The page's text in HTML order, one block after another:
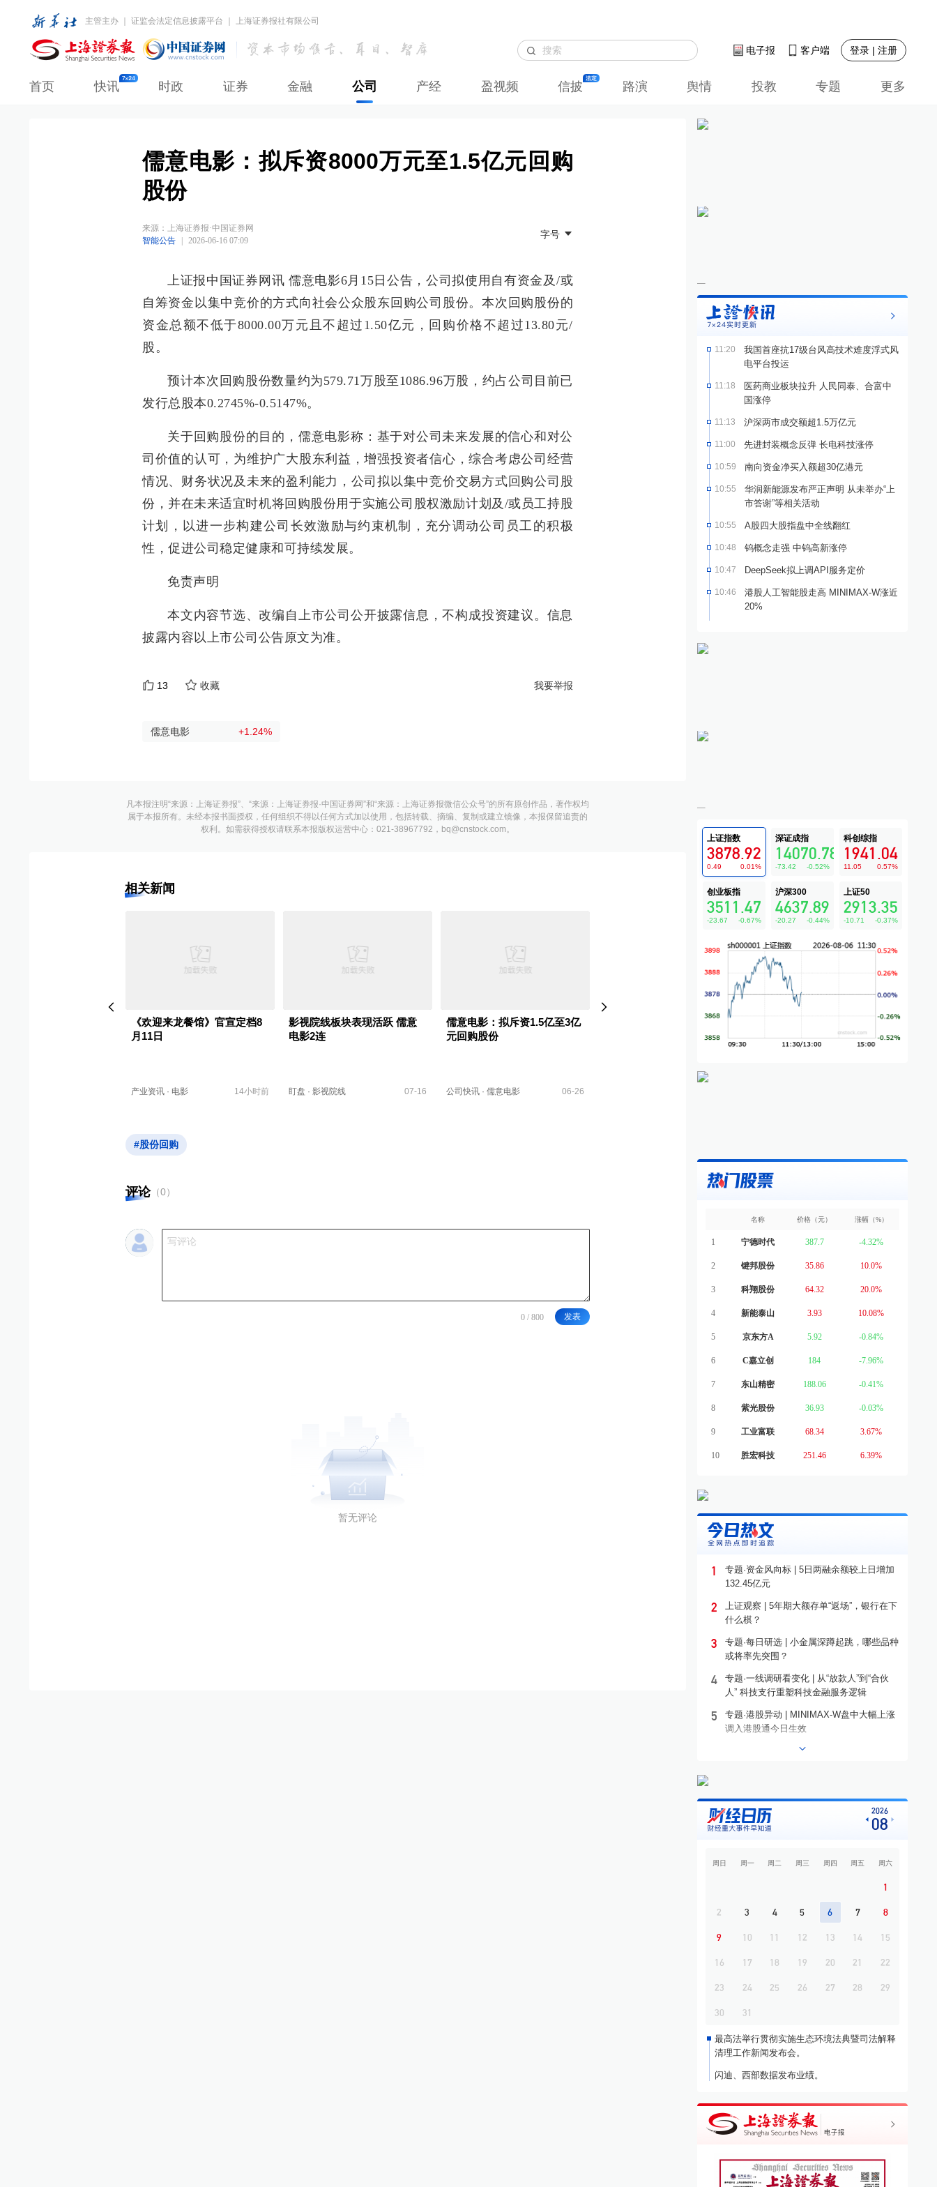
主管主办 ｜ 证监会法定信息披露平台 ｜ 上海证券报社有限公司
电子报 客户端 登录 | 注册
首页 快讯 时政 证券 金融 公司 产经 盈视频 信披 路演 舆情 投教 专题 更多
儒意电影：拟斥资8000万元至1.5亿元回购
股份
来源：
上海证券报·中国证券网
智能公告
2026-06-16 07:09
字号
上证报中国证券网讯 儒意电影6月15日公告，公司拟使用自有资金及/或
自筹资金以集中竞价的方式向社会公众股东回购公司股份。本次回购股份的
资金总额不低于8000.00万元且不超过1.50亿元，回购价格不超过13.80元/
股。
预计本次回购股份数量约为579.71万股至1086.96万股，约占公司目前已
发行总股本0.2745%-0.5147%。
关于回购股份的目的，儒意电影称：基于对公司未来发展的信心和对公
司价值的认可，为维护广大股东利益，增强投资者信心，综合考虑公司经营
情况、财务状况及未来的盈利能力，公司拟以集中竞价交易方式回购公司股
份，并在未来适宜时机将回购股份用于实施公司股权激励计划及/或员工持股
计划，以进一步构建公司长效激励与约束机制，充分调动公司员工的积极
性，促进公司稳定健康和可持续发展。
免责声明
本文内容节选、改编自上市公司公开披露信息，不构成投资建议。信息
披露内容以上市公司公告原文为准。
13 收藏 我要举报
儒意电影 +1.24%
凡本报注明“来源：上海证券报”、“来源：上海证券报·中国证券网”和“来源：上海证券报微信公众号”的所有原创作品，著作权均
属于本报所有。未经本报书面授权，任何组织不得以任何方式加以使用，包括转载、摘编、复制或建立镜像，本报保留追责的
权利。如需获得授权请联系本报版权运营中心：021-38967792，bq@cnstock.com。
相关新闻
《欢迎来龙餐馆》官宣定档8
月11日
产业资讯 · 电影 14小时前
影视院线板块表现活跃 儒意
电影2连
盯盘 · 影视院线 07-16
儒意电影：拟斥资1.5亿至3亿
元回购股份
公司快讯 · 儒意电影 06-26
儒意电影：拟以8000万元至
《欢迎来龙餐馆》官宣定档8
月11日
#股份回购
评论（0）
发表
暂无评论
11:20
我国首座抗17级台风高技术难度浮式风
电平台投运
11:18
医药商业板块拉升 人民同泰、合富中
国涨停
11:13 沪深两市成交额超1.5万亿元
11:00 先进封装概念反弹 长电科技涨停
10:59 南向资金净买入额超30亿港元
10:55
华润新能源发布严正声明 从未举办“上
市答谢”等相关活动
10:55 A股四大股指盘中全线翻红
10:48 钨概念走强 中钨高新涨停
10:47 DeepSeek拟上调API服务定价
10:46
港股人工智能股走高 MINIMAX-W涨近
20%
上证指数
3878.92
0.49 0.01%
深证成指
14070.78
-73.42 -0.52%
科创综指
1941.04
11.05 0.57%
创业板指
3511.47
-23.67 -0.67%
沪深300
4637.89
-20.27 -0.44%
上证50
2913.35
-10.71 -0.37%
名称 价格（元） 涨幅（%）
1 宁德时代 387.7 -4.32%
2 键邦股份 35.86 10.0%
3 科翔股份 64.32 20.0%
4 新能泰山 3.93 10.08%
5 京东方A 5.92 -0.84%
6 C嘉立创 184 -7.96%
7 东山精密 188.06 -0.41%
8 紫光股份 36.93 -0.03%
9 工业富联 68.34 3.67%
10 胜宏科技 251.46 6.39%
1
专题·资金风向标 | 5日两融余额较上日增加
132.45亿元
2
上证观察 | 5年期大额存单“返场”，银行在下
什么棋？
3
专题·每日研选 | 小金属深蹲起跳，哪些品种
或将率先突围？
4
专题·一线调研看变化 | 从“放款人”到“合伙
人” 科技支行重塑科技金融服务逻辑
5
专题·港股异动 | MINIMAX-W盘中大幅上涨
调入港股通今日生效
专题·个股异动 | 603221，10连板
8
专题·国际晨讯 | 闪迪、西部数据美股盘后大
跌 黄金强势反弹
10 专题·中东战云 | 伊朗称与阿曼接近达成协议
2026
08
周日 周一 周二 周三 周四 周五 周六
1
2 3 4 5 6 7 8
9 10 11 12 13 14 15
16 17 18 19 20 21 22
23 24 25 26 27 28 29
30 31
最高法举行贯彻实施生态环境法典暨司法解释
清理工作新闻发布会。
闪迪、西部数据发布业绩。